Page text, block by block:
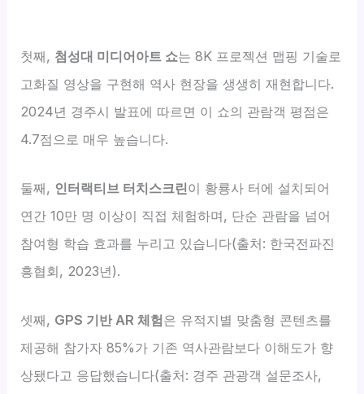
첫째, 첨성대 미디어아트 쇼는 8K 프로젝션 맵핑 기술로
고화질 영상을 구현해 역사 현장을 생생히 재현합니다.
2024년 경주시 발표에 따르면 이 쇼의 관람객 평점은
4.7점으로 매우 높습니다.
둘째, 인터랙티브 터치스크린이 황룡사 터에 설치되어
연간 10만 명 이상이 직접 체험하며, 단순 관람을 넘어
참여형 학습 효과를 누리고 있습니다(출처: 한국전파진
흥협회, 2023년).
셋째, GPS 기반 AR 체험은 유적지별 맞춤형 콘텐츠를
제공해 참가자 85%가 기존 역사관람보다 이해도가 향
상됐다고 응답했습니다(출처: 경주 관광객 설문조사,